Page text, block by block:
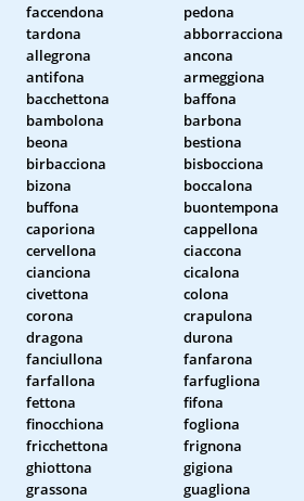
faccendona pedona
tardona
abborracciona
allegrona
ancona
antifona
armeggiona
bacchettona
baffona
bambolona
barbona
beona
bestiona
birbacciona
bisbocciona
bizona
boccalona
buffona
buontempona
caporiona
cappellona
cervellona
ciaccona
cianciona
cicalona
civettona
colona
corona
crapulona
dragona
durona
fanciullona
fanfarona
farfallona
farfugliona
fettona
fifona
finocchiona
fogliona
fricchettona
frignona
ghiottona
gigiona
grassona
guagliona